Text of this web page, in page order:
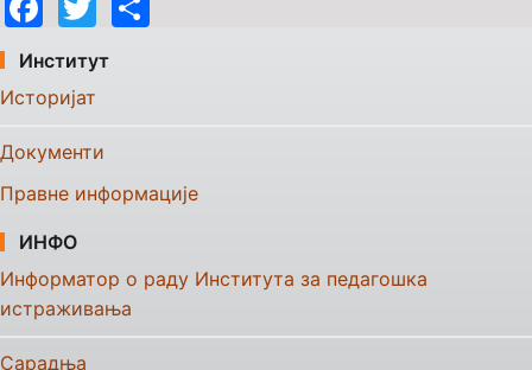
Институт
Историјат
Документи
Правне информације
ИНФО
Информатор о раду Института за педагошка
истраживања
Сарадња